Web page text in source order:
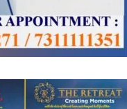
Hindi,